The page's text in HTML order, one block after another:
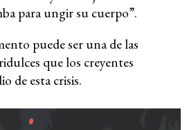
para ungir su cuerpo”.
puede ser una de las
que los creyentes
de esta crisis.